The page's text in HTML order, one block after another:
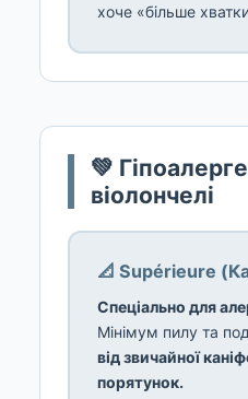
хоче «більше
💚
віолончелі
📐 Supérieure
Спеціально для
Мінімум пилу та
від звичайної
порятунок.